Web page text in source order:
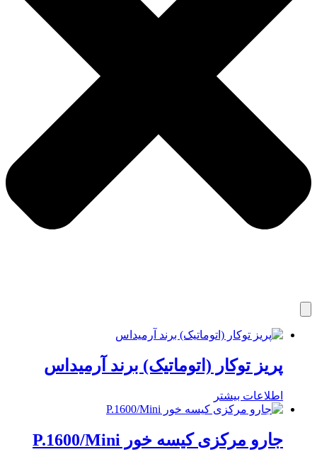
پریز توکار (اتوماتیک) برند آرمیداس
اطلاعات بیشتر
جارو مرکزی کیسه خور P.1600/Mini